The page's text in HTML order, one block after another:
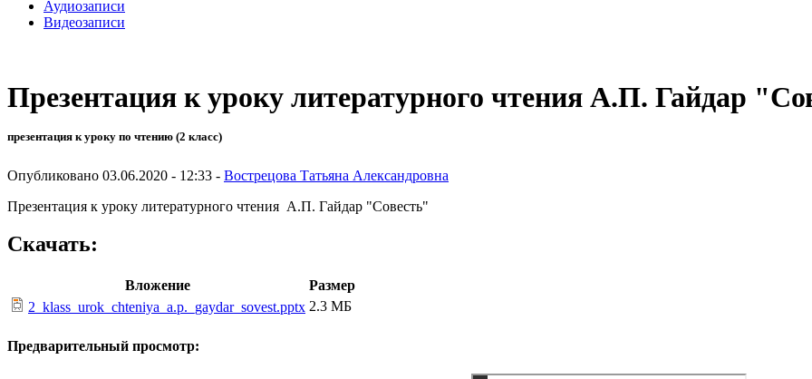
Аудиозаписи
Видеозаписи
Презентация к уроку литературного чтения А.П. Гайдар
презентация к уроку по чтению (2 класс)
Опубликовано 03.06.2020 - 12:33 - Вострецова Татьяна Александровна
Презентация к уроку литературного чтения А.П. Гайдар "Совесть"
Скачать:
Вложение
Размер
2_klass_urok_chteniya_a.p._gaydar_sovest.pptx 2.3 МБ
Предварительный просмотр: